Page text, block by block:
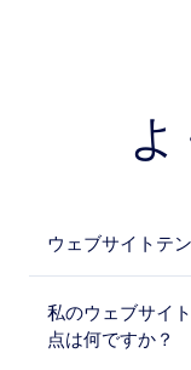
ウェブサイトテ
私のウェブサイ
点は何ですか？